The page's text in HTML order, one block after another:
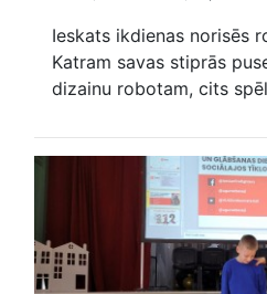
Ieskats ikdienas norisēs
Katram savas stiprās
dizainu robotam, cits